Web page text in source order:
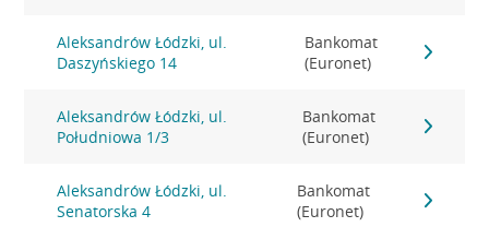
Aleksandrów Łódzki, ul.
Daszyńskiego 14
Bankomat
(Euronet)
Aleksandrów Łódzki, ul.
Południowa 1/3
Bankomat
(Euronet)
Aleksandrów Łódzki, ul.
Senatorska 4
Bankomat
(Euronet)